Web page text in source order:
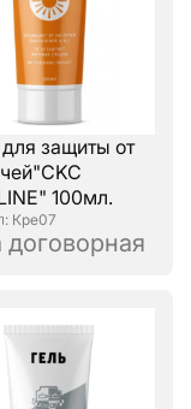
защиты от
100мл.
: Кре07
договорная